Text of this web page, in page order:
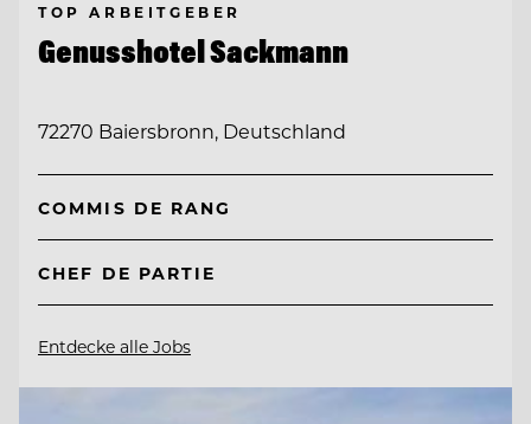
TOP ARBEITGEBER
Genusshotel Sackmann
72270 Baiersbronn, Deutschland
COMMIS DE RANG
CHEF DE PARTIE
Entdecke alle Jobs